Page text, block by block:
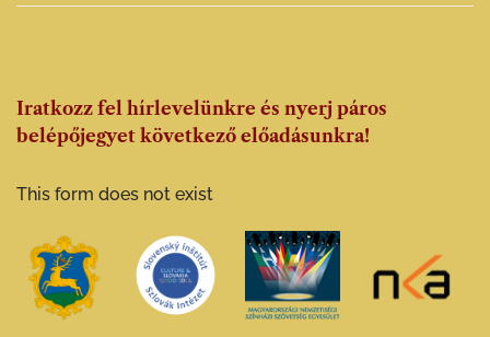
Iratkozz fel hírlevelünkre és nyerj páros
belépőjegyet következő előadásunkra!
This form does not exist